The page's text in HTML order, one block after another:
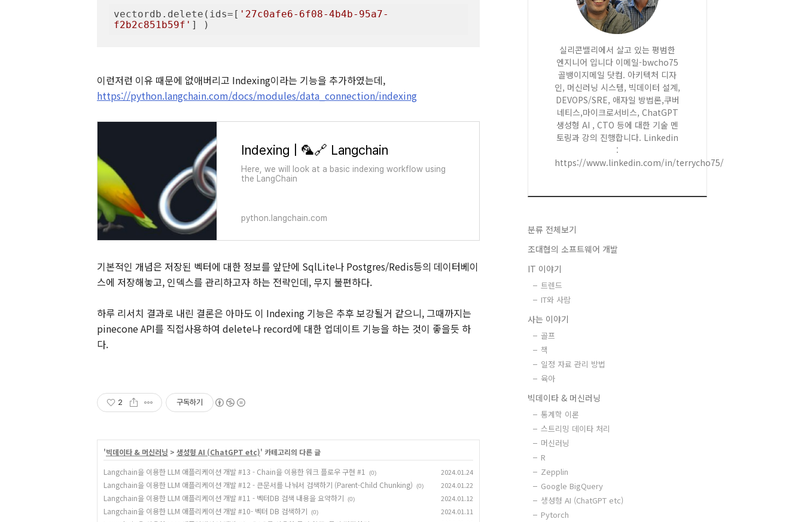
vectordb.delete(ids=[ '27c0afe6-6f08-4b4b-95a7-
f2b2c851b59f' ] )
이런저런 이유 때문에 없애버리고 Indexing이라는 기능을 추가하였는데,
https://python.langchain.com/docs/modules/data_connection/indexing
Indexing | 🦜️🔗 Langchain
Here, we will look at a basic indexing workflow using
the LangChain
python.langchain.com
기본적인 개념은 저장된 벡터에 대한 정보를 앞단에 SqlLite나 Postgres/Redis등의 데이터베이
스에 저장해놓고, 인덱스를 관리하고자 하는 전략인데, 무지 불편하다.
하루 리서치 결과로 내린 결론은 아마도 이 Indexing 기능은 추후 보강될거 같으니, 그때까지는
pinecone API를 직접사용하여 delete나 record에 대한 업데이트 기능을 하는 것이 좋을듯 하
다.
2 구독하기
'빅데이타 & 머신러닝 > 생성형 AI (ChatGPT etc)' 카테고리의 다른 글
Langchain을 이용한 LLM 애플리케이션 개발 #13 - Chain을 이용한 워크 플로우 구현 #1
(0) 2024.01.24
Langchain을 이용한 LLM 애플리케이션 개발 #12 - 큰문서를 나눠서 검색하기 (Parent-Child Chunking) (0) 2024.01.22
Langchain을 이용한 LLM 애플리케이션 개발 #11 - 벡터DB 검색 내용을 요약하기 (0) 2024.01.12
Langchain을 이용한 LLM 애플리케이션 개발 #10- 벡터 DB 검색하기 (0) 2024.01.11
실리콘밸리에서 살고 있는 평범한
엔지니어 입니다 이메일-bwcho75
골뱅이지메일 닷컴. 아키텍처 디자
인, 머신러닝 시스템, 빅데이터 설계,
DEVOPS/SRE, 애자일 방법론,쿠버
네티스,마이크로서비스, ChatGPT
생성형 AI , CTO 등에 대한 기술 멘
토링과 강의 진행합니다. Linkedin
:
https://www.linkedin.com/in/terrycho75/
분류 전체보기
조대협의 소프트웨어 개발
IT 이야기
트렌드
IT와 사람
사는 이야기
골프
책
일정 자료 관리 방법
육아
빅데이타 & 머신러닝
통계학 이론
스트리밍 데이타 처리
머신러닝
R
Zepplin
Google BigQuery
생성형 AI (ChatGPT etc)
Pytorch